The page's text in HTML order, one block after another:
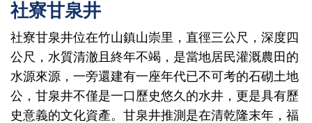
社寮甘泉井
社寮甘泉井位在竹山鎮山崇里，直徑三公尺，深度四
公尺，水質清澈且終年不竭，是當地居民灌溉農田的
水源來源，一旁還建有一座年代已不可考的石砌土地
公，甘泉井不僅是一口歷史悠久的水井，更是具有歷
史意義的文化資產。甘泉井推測是在清乾隆末年，福